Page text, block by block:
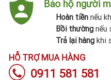
Bảo hộ người
Hoàn tiền nếu
Bồi thường nếu
Trả lại hàng khi
HỖ TRỢ MUA HÀNG
0911 581 581